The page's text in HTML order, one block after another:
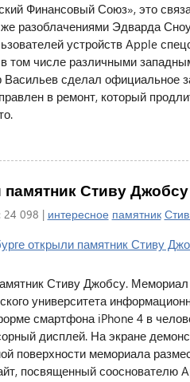
Финансовый Союз», это
разоблачениями Эдварда
устройств Apple
том числе различными
сделал официальное
в ремонт, который
Стиву
24 098 | интересное памятник
Стиву Джобсу. Мемориал
университета
смартфона iPhone 4 в
дисплей. На экране
поверхности мемориала
посвященный сооснователю